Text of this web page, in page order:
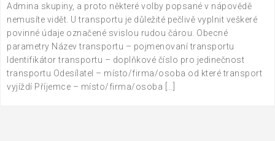
Admina skupiny, a proto některé volby popsané v nápovědě
nemusíte vidět. U transportu je důležité pečlivě vyplnit veškeré
povinné údaje označené svislou rudou čárou. Obecné
parametry Název transportu – pojmenovaní transportu
Identifikátor transportu – doplňkové číslo pro jedinečnost
transportu Odesílatel – místo/firma/osoba od které transport
vyjíždí Příjemce – místo/firma/osoba […]